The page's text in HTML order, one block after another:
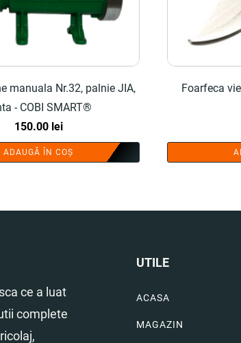
manuala Nr.32, palnie JIA,
- COBI SMART®
150.00 lei
ADAUGĂ ÎN COȘ
Foarfeca
ce a luat
complete
UTILE
ACASA
MAGAZIN